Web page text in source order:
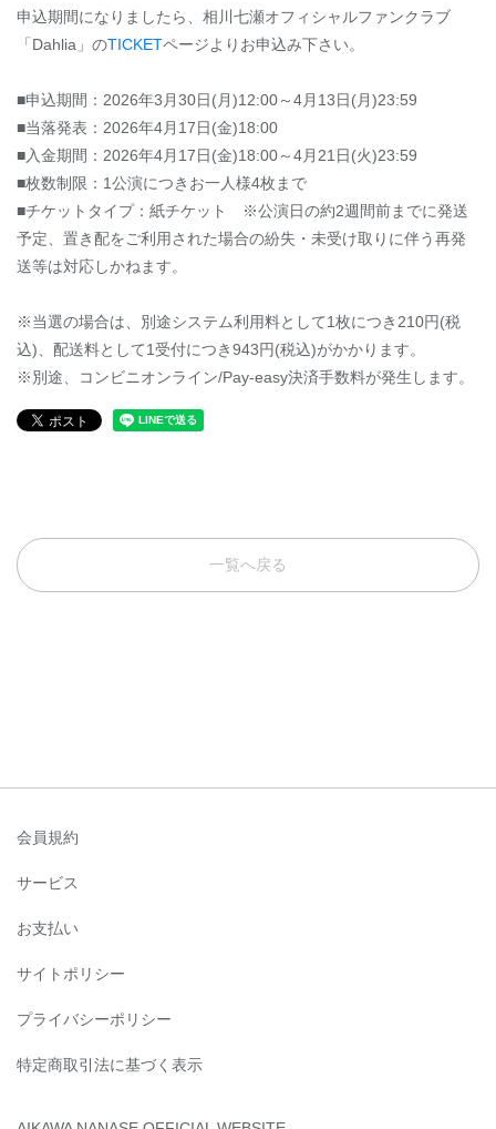
申込期間になりましたら、相川七瀬オフィシャルファンクラブ
「Dahlia」のTICKETページよりお申込み下さい。
■申込期間：2026年3月30日(月)12:00～4月13日(月)23:59
■当落発表：2026年4月17日(金)18:00
■入金期間：2026年4月17日(金)18:00～4月21日(火)23:59
■枚数制限：1公演につきお一人様4枚まで
■チケットタイプ：紙チケット ※公演日の約2週間前までに発送
予定、置き配をご利用された場合の紛失・未受け取りに伴う再発
送等は対応しかねます。
※当選の場合は、別途システム利用料として1枚につき210円(税
込)、配送料として1受付につき943円(税込)がかかります。
※別途、コンビニオンライン/Pay-easy決済手数料が発生します。
一覧へ戻る
会員規約
サービス
お支払い
サイトポリシー
プライバシーポリシー
特定商取引法に基づく表示